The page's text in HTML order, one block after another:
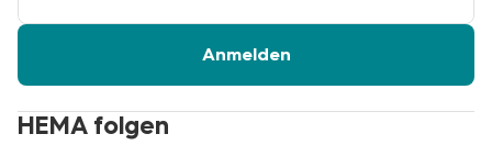
HEMA folgen
Adresse
Anmelden